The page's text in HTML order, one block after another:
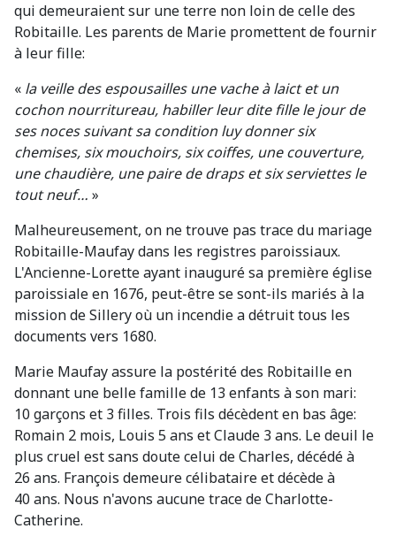
qui demeuraient sur une terre non loin de celle des
Robitaille. Les parents de Marie promettent de fournir
à leur fille:
« la veille des espousailles une vache à laict et un
cochon nourritureau, habiller leur dite fille le jour de
ses noces suivant sa condition luy donner six
chemises, six mouchoirs, six coiffes, une couverture,
une chaudière, une paire de draps et six serviettes le
tout neuf… »
Malheureusement, on ne trouve pas trace du mariage
Robitaille-Maufay dans les registres paroissiaux.
L'Ancienne-Lorette ayant inauguré sa première église
paroissiale en 1676, peut-être se sont-ils mariés à la
mission de Sillery où un incendie a détruit tous les
documents vers 1680.
Marie Maufay assure la postérité des Robitaille en
donnant une belle famille de 13 enfants à son mari:
10 garçons et 3 filles. Trois fils décèdent en bas âge:
Romain 2 mois, Louis 5 ans et Claude 3 ans. Le deuil le
plus cruel est sans doute celui de Charles, décédé à
26 ans. François demeure célibataire et décède à
40 ans. Nous n'avons aucune trace de Charlotte-
Catherine.